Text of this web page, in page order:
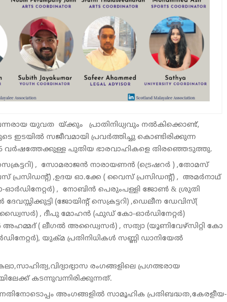
യുവത യ്ക്കും പ്രാതിനിധ്യവും നല്‍കിക്കൊണ്ട്,
സജീവമായി പ്രവര്‍ത്തിച്ചു കൊണ്ടിരിക്കുന്ന
വര്‍ഷത്തേക്കുള്ള പുതിയ ഭാരവാഹികളെ തിരഞ്ഞെടുത്തു.
, സോമരാജന്‍ നാരായണന്‍ (ട്രെഷറർ ) ,തോമസ്
,ഉദയ ഓ.ക്കേ ( വൈസ് പ്രസിഡന്റ്) , അമര്‍നാഥ്
, നോബിൻ പെരുംപള്ളി ജോൺ & ശ്രുതി
(ജോയിന്റ് സെക്രട്ടറി) ,ഡെലീന ഡേവിസ്(
, ദീപു മോഹൻ (ഫുഡ് കോ-ഓര്‍ഡിനേറ്റർ)
( ലീഗൽ അഡ്വൈസർ) , സത്യാ (യൂണിവേഴ്സിറ്റി കോ
യുക്മ പ്രതിനിധികള്‍ സണ്ണി ഡാനിയേൽ
രംഗങ്ങളിലെ പ്രഗത്ഭരായ
കടന്നുവന്നിരിക്കുന്നത്.
അംഗങ്ങളിൽ സാമൂഹിക പ്രതിബദ്ധത,കേരളീയ-